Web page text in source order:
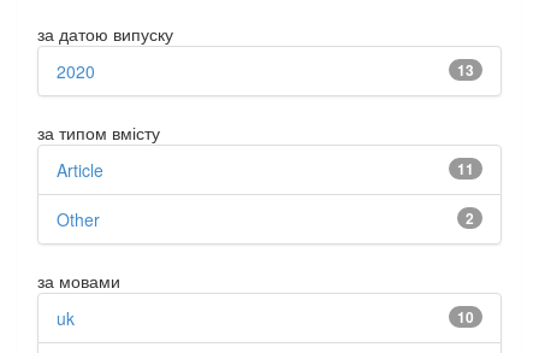
за датою випуску
13
2020
за типом вмісту
11
Article
2
Other
за мовами
10
uk